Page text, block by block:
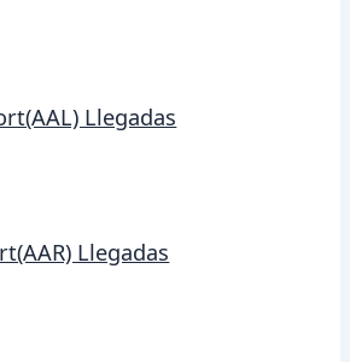
Llegadas
Llegadas